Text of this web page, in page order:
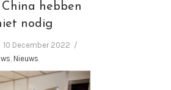
hebben
nodig
10 December 2022
, Nieuws